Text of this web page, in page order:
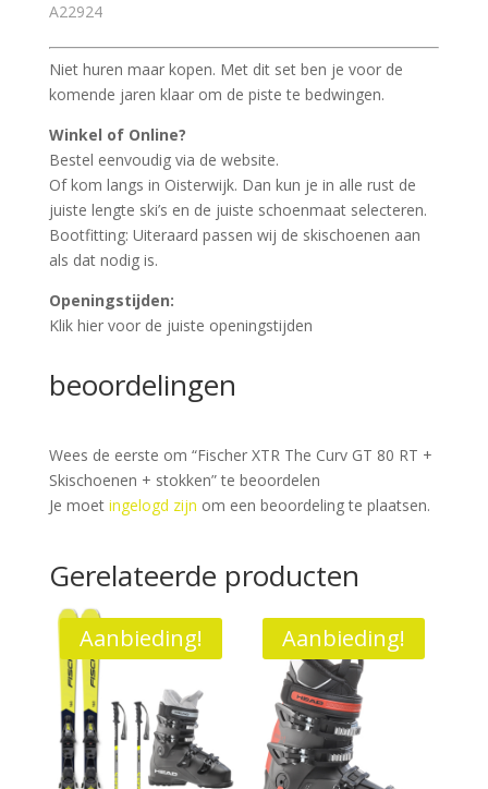
A22924
Niet huren maar kopen. Met dit set ben je voor de
komende jaren klaar om de piste te bedwingen.
Winkel of Online?
Bestel eenvoudig via de website.
Of kom langs in Oisterwijk. Dan kun je in alle rust de
juiste lengte ski’s en de juiste schoenmaat selecteren.
Bootfitting: Uiteraard passen wij de skischoenen aan
als dat nodig is.
Openingstijden:
Klik hier voor de juiste openingstijden
beoordelingen
Wees de eerste om “Fischer XTR The Curv GT 80 RT +
Skischoenen + stokken” te beoordelen
Je moet ingelogd zijn om een beoordeling te plaatsen.
Gerelateerde producten
Aanbieding! Aanbieding!